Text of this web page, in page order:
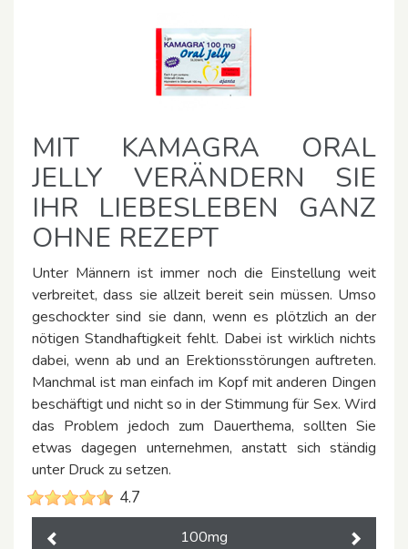
MIT KAMAGRA ORAL
JELLY VERÄNDERN SIE
IHR LIEBESLEBEN GANZ
OHNE REZEPT
Unter Männern ist immer noch die Einstellung weit
verbreitet, dass sie allzeit bereit sein müssen. Umso
geschockter sind sie dann, wenn es plötzlich an der
nötigen Standhaftigkeit fehlt. Dabei ist wirklich nichts
dabei, wenn ab und an Erektionsstörungen auftreten.
Manchmal ist man einfach im Kopf mit anderen Dingen
beschäftigt und nicht so in der Stimmung für Sex. Wird
das Problem jedoch zum Dauerthema, sollten Sie
etwas dagegen unternehmen, anstatt sich ständig
unter Druck zu setzen.
4.7
100mg